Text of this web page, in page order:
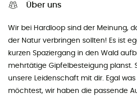
Über uns
Wir bei Hardloop sind der Meinung,
der Natur verbringen sollten! Es ist
kurzen Spaziergang in den Wald
mehrtätige Gipfelbesteigung planst.
unsere Leidenschaft mit dir. Egal
möchtest, wir haben die passende